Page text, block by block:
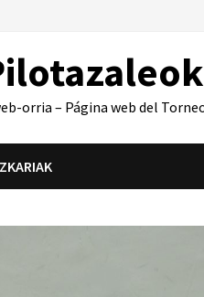
orria – Página web del